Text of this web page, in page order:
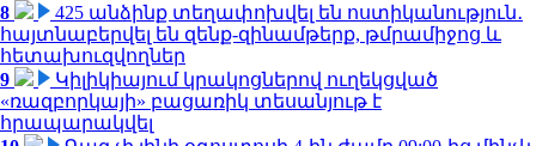
8
425 անձինք տեղափոխվել են ոստիկանություն․
հայտնաբերվել են զենք-զինամթերք, թմրամիջոց և
հետախուզվողներ
9
Կիլիկիայում կրակոցներով ուղեկցված
«ռազբորկայի» բացառիկ տեսանյութ է
հրապարակվել